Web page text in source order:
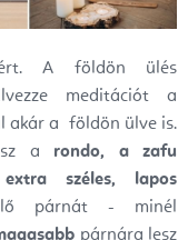
A földön ülés
meditációt a
akár a földön ülve is.
a rondo, a zafu
széles, lapos
párnát - minél
párnára lesz